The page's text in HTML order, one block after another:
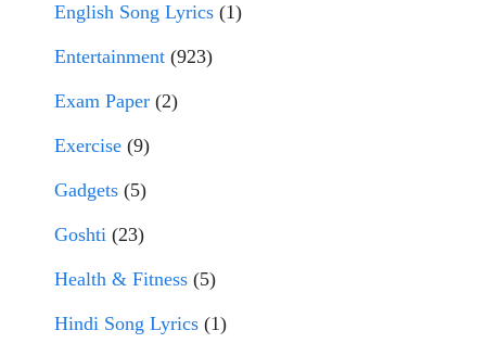
English Song Lyrics (1)
Entertainment (923)
Exam Paper (2)
Exercise (9)
Gadgets (5)
Goshti (23)
Health & Fitness (5)
Hindi Song Lyrics (1)